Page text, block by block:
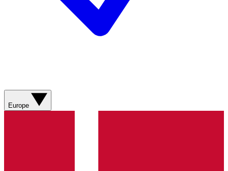
Europe